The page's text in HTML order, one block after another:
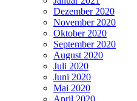
Dezember 2020
November 2020
Oktober 2020
September 2020
August 2020
Juli 2020
Juni 2020
Mai 2020
April 2020